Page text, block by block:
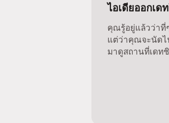
ไอเดียออกเด
คุณรู้อยู่แล้วว่าที่
แต่ว่าคุณจะนัดไ
มาดูสถานที่เดท